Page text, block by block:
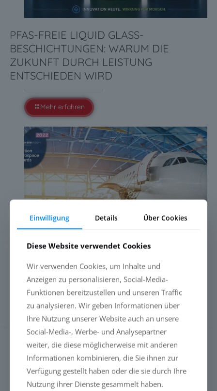
PFAS-FREIE LIQUID GLASS-
BESCHICHTUNGEN: WARUM DIE
ZUKUNFT DURCH LEISTUNG
ENTSCHIEDEN WIRD
Mehr erfahren
CCM® 7665 AIRCRAFT DRY WASH &
POLISH
Mehr erfahren
SUCHE
Einwilligung Details Über Cookies
Diese Website verwendet Cookies
Wir verwenden Cookies, um Inhalte und
Anzeigen zu personalisieren, Social-Media-
Funktionen bereitzustellen und unseren Traffic
zu analysieren. Wir geben Informationen über
Ihre Nutzung unserer Website auch an unsere
Social-Media-, Werbe- und Analysepartner
weiter, die diese möglicherweise mit anderen
Informationen kombinieren, die Sie ihnen zur
Verfügung gestellt haben oder die sie durch Ihre
Nutzung ihrer Dienste gesammelt haben.